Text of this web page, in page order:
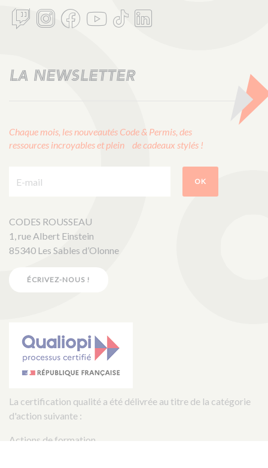
LA NEWSLETTER
Chaque mois, les nouveautés Code & Permis, des
ressources incroyables et plein de cadeaux stylés !
OK
CODES ROUSSEAU
1, rue Albert Einstein
85340 Les Sables d’Olonne
ÉCRIVEZ-NOUS !
La certification qualité a été délivrée au titre de la catégorie
d'action suivante :
Actions de formation